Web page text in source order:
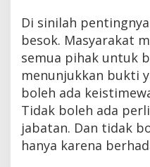
Di sinilah
besok. Masyarakat
semua pihak untuk
menunjukkan bukti
boleh ada
Tidak boleh ada
jabatan. Dan tidak
hanya karena